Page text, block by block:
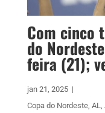
Com cinco
do
feira (21);
jan 21, 2025 |
Copa do Nordeste, AL,